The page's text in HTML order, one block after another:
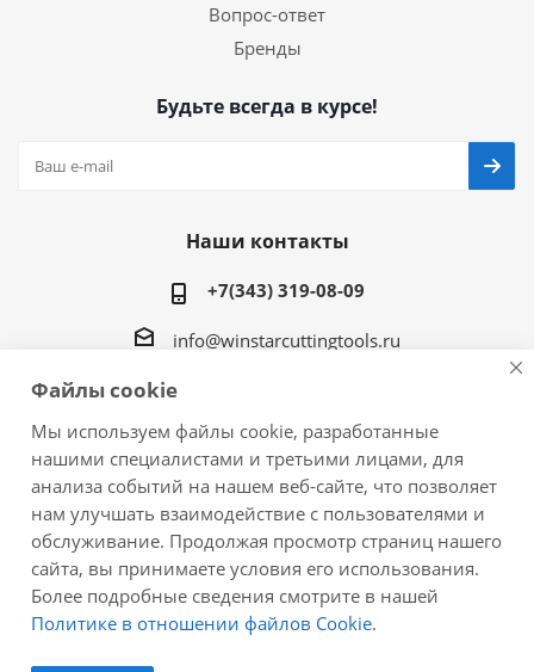
Вопрос-ответ
Бренды
Будьте всегда в курсе!
Наши контакты
+7(343) 319-08-09
info@winstarcuttingtools.ru
г.Екатеринбург ул. Фурманова 109, офис 604
2026 © Winstar Cutting Technologies Corp. - интернет-
магазин металлорежущего инструмента
Файлы cookie
Мы используем файлы cookie, разработанные
нашими специалистами и третьими лицами, для
анализа событий на нашем веб-сайте, что позволяет
нам улучшать взаимодействие с пользователями и
обслуживание. Продолжая просмотр страниц нашего
сайта, вы принимаете условия его использования.
Более подробные сведения смотрите в нашей
Политике в отношении файлов Cookie.